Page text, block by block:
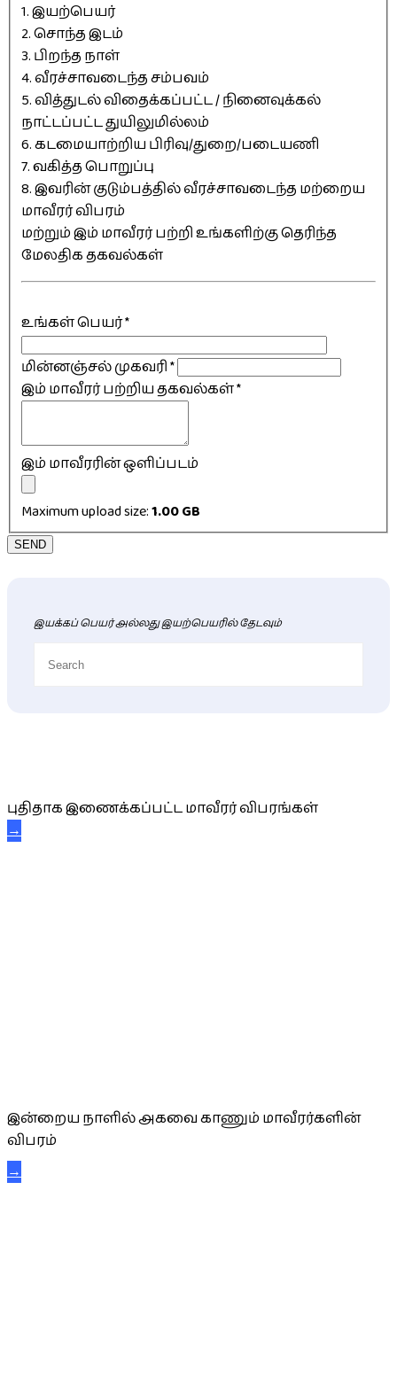
1. இயற்பெயர்
2. சொந்த இடம்
3. பிறந்த நாள்
4. வீரச்சாவடைந்த சம்பவம்
5. வித்துடல் விதைக்கப்பட்ட / நினைவுக்கல்
நாட்டப்பட்ட துயிலுமில்லம்
6. கடமையாற்றிய பிரிவு/துறை/படையணி
7. வகித்த பொறுப்பு
8. இவரின் குடும்பத்தில் வீரச்சாவடைந்த மற்றைய
மாவீரர் விபரம்
மற்றும் இம் மாவீரர் பற்றி உங்களிற்கு தெரிந்த
மேலதிக தகவல்கள்
உங்கள் பெயர்*
மின்னஞ்சல் முகவரி*
இம் மாவீரர் பற்றிய தகவல்கள்*
இம் மாவீரரின் ஒளிப்படம்
Maximum upload size:1.00 GB
SEND
இயக்கப் பெயர் அல்லது இயற்பெயரில் தேடவும்
புதிதாக இணைக்கப்பட்ட மாவீரர் விபரங்கள்
→
இன்றைய நாளில் அகவை காணும் மாவீரர்களின்
விபரம்
→